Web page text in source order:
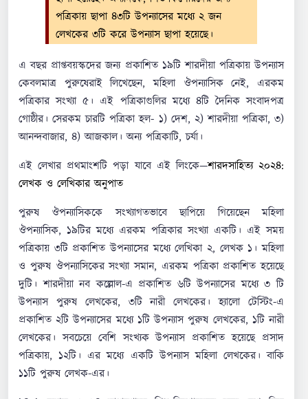
পত্রিকায় ছাপা ৪৩টি উপন্যাসের মধ্যে ২ জন
লেখকের ৩টি করে উপন্যাস ছাপা হয়েছে।
এ বছর প্রাপ্তবয়স্কদের জন্য প্রকাশিত ১৯টি শারদীয়া পত্রিকায় উপন্যাস
কেবলমাত্র পুরুষেরাই লিখেছেন, মহিলা ঔপন্যাসিক নেই, এরকম
পত্রিকার সংখ্যা ৫। এই পত্রিকাগুলির মধ্যে ৪টি দৈনিক সংবাদপত্র
গোষ্ঠীর। সেরকম চারটি পত্রিকা হল- ১) দেশ, ২) শারদীয়া পত্রিকা, ৩)
আনন্দবাজার, ৪) আজকাল। অন্য পত্রিকাটি, চর্যা।
এই লেখার প্রথমাংশটি পড়া যাবে এই লিংকে—শারদসাহিত্য ২০২৪:
লেখক ও লেখিকার অনুপাত
পুরুষ ঔপন্যাসিককে সংখ্যাগতভাবে ছাপিয়ে গিয়েছেন মহিলা
ঔপন্যাসিক, ১৯টির মধ্যে এরকম পত্রিকার সংখ্যা একটি। এই সময়
পত্রিকায় ৩টি প্রকাশিত উপন্যাসের মধ্যে লেখিকা ২, লেখক ১। মহিলা
ও পুরুষ ঔপন্যাসিকের সংখ্যা সমান, এরকম পত্রিকা প্রকাশিত হয়েছে
দুটি। শারদীয়া নব কল্লোল-এ প্রকাশিত ৬টি উপন্যাসের মধ্যে ৩ টি
উপন্যাস পুরুষ লেখকের, ৩টি নারী লেখকের। হ্যালো টেস্টিং-এ
প্রকাশিত ২টি উপন্যাসের মধ্যে ১টি উপন্যাস পুরুষ লেখকের, ১টি নারী
লেখকের। সবচেয়ে বেশি সংখ্যক উপন্যাস প্রকাশিত হয়েছে প্রসাদ
পত্রিকায়, ১২টি। এর মধ্যে একটি উপন্যাস মহিলা লেখকের। বাকি
১১টি পুরুষ লেখক-এর।